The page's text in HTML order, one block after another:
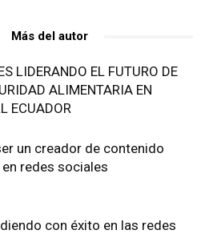
Más del autor
LIDERANDO EL FUTURO DE
ALIMENTARIA EN
ECUADOR
un creador de contenido
redes sociales
con éxito en las redes